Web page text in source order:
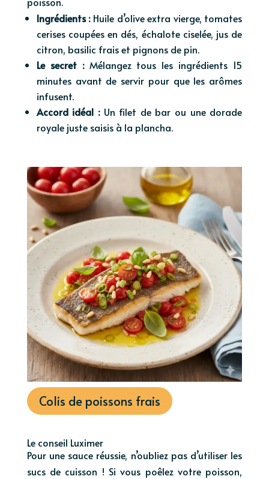
Ingrédients :Huile d’olive extra vierge, tomates
cerises coupées en dés, échalote ciselée, jus de
citron, basilic frais et pignons de pin.
Le secret :Mélangez tous les ingrédients 15
minutes avant de servir pour que les arômes
infusent.
Accord idéal :Un filet de bar ou une dorade
royale juste saisis à la plancha.
Colis de poissons frais
Le conseil Luximer
Pour une sauce réussie, n’oubliez pas d’utiliser les
sucs de cuisson ! Si vous poêlez votre poisson,